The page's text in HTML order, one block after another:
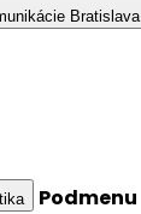
Bratislava
Podmenu